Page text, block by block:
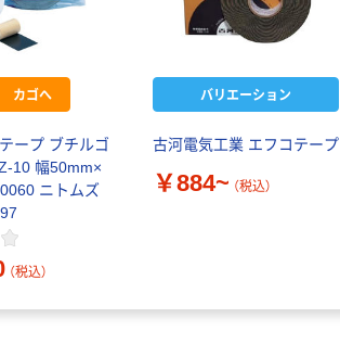
カゴへ
ープ ブチルゴ
10 幅50mm×
ニトムズ
（税込）
バリエーション
古河電気工業 エフコテープ
￥884~ （税込）